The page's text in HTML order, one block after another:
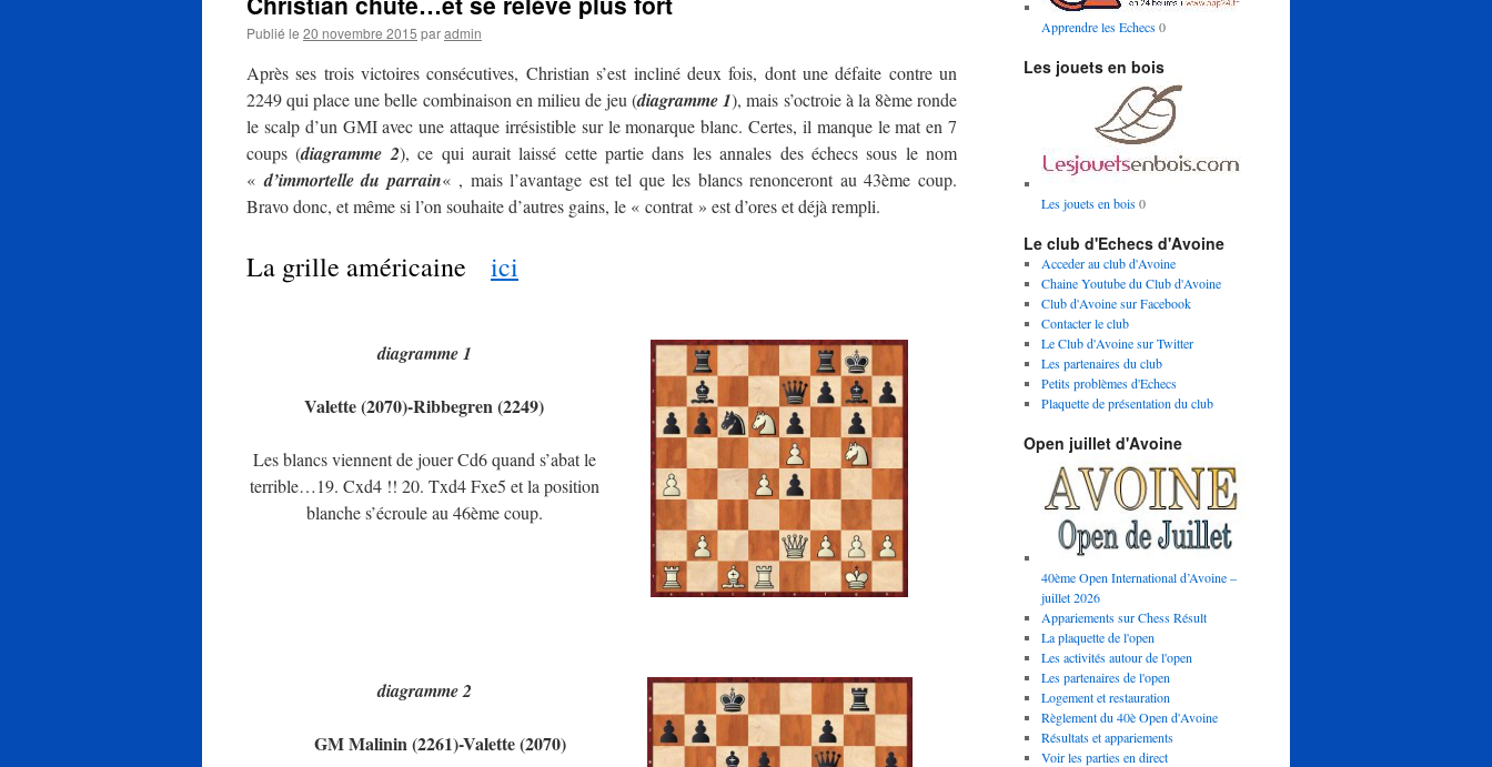
Publié le 20 novembre 2015 paradmin
Après ses trois victoires consécutives, Christian s’est incliné deux fois, dont une défaite contre un
2249 qui place une belle combinaison en milieu de jeu (diagramme 1), mais s’octroie à la 8ème ronde
le scalp d’un GMI avec une attaque irrésistible sur le monarque blanc. Certes, il manque le mat en 7
coups (diagramme 2), ce qui aurait laissé cette partie dans les annales des échecs sous le nom
«d’immortelle du parrain« , mais l’avantage est tel que les blancs renonceront au 43ème coup.
Bravo donc, et même si l’on souhaite d’autres gains, le « contrat » est d’ores et déjà rempli.
La grille américaine ici
diagramme 1
Valette (2070)-Ribbegren (2249)
Les blancs viennent de jouer Cd6 quand s’abat le
terrible…19. Cxd4 !! 20. Txd4 Fxe5 et la position
blanche s’écroule au 46ème coup.
diagramme 2
GM Malinin (2261)-Valette (2070)
Apprendre les Echecs0
Les jouets en bois
Les jouets en bois0
Le club d'Echecs d'Avoine
Acceder au club d'Avoine
Chaine Youtube du Club d'Avoine
Club d'Avoine sur Facebook
Contacter le club
Le Club d'Avoine sur Twitter
Les partenaires du club
Petits problèmes d'Echecs
Plaquette de présentation du club
Open juillet d'Avoine
40ème Open International d’Avoine –
juillet 2026
Appariements sur Chess Résult
La plaquette de l'open
Les activités autour de l'open
Les partenaires de l'open
Logement et restauration
Règlement du 40è Open d'Avoine
Résultats et appariements
Voir les parties en direct